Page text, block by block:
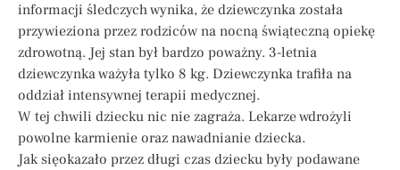
informacji śledczych wynika, że dziewczynka została
przywieziona przez rodziców na nocną świąteczną opiekę
zdrowotną. Jej stan był bardzo poważny. 3-letnia
dziewczynka ważyła tylko 8 kg. Dziewczynka trafiła na
oddział intensywnej terapii medycznej.
W tej chwili dziecku nic nie zagraża. Lekarze wdrożyli
powolne karmienie oraz nawadnianie dziecka.
Jak sięokazało przez długi czas dziecku były podawane